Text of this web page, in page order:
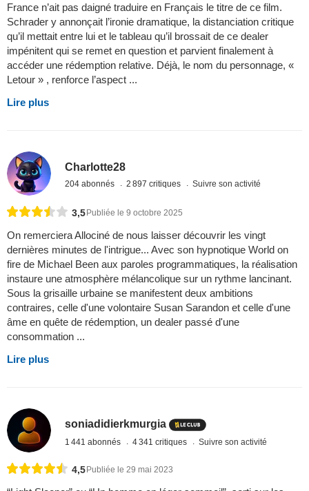
France n’ait pas daigné traduire en Français le titre de ce film.
Schrader y annonçait l’ironie dramatique, la distanciation critique
qu’il mettait entre lui et le tableau qu’il brossait de ce dealer
impénitent qui se remet en question et parvient finalement à
accéder une rédemption relative. Déjà, le nom du personnage, «
Letour » , renforce l’aspect ...
Lire plus
Charlotte28
204 abonnés 2 897 critiques Suivre son activité
3,5Publiée le 9 octobre 2025
On remerciera Allociné de nous laisser découvrir les vingt
dernières minutes de l'intrigue... Avec son hypnotique World on
fire de Michael Been aux paroles programmatiques, la réalisation
instaure une atmosphère mélancolique sur un rythme lancinant.
Sous la grisaille urbaine se manifestent deux ambitions
contraires, celle d'une volontaire Susan Sarandon et celle d'une
âme en quête de rédemption, un dealer passé d'une
consommation ...
Lire plus
soniadidierkmurgia
1 441 abonnés 4 341 critiques Suivre son activité
4,5 Publiée le 29 mai 2023